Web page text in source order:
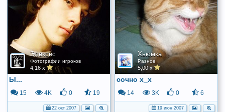
Элексис
Фотографии игроков
4,16 x
Ы...
15 4K 0 19
22 окт 2007
Хьюмка
Разное
5,00 x
сочно х_х
14 3K 0 6
19 июн 2007